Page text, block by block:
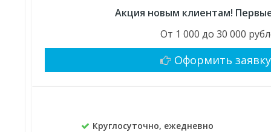
Акция новым клиентам!
От 1 000 до 30 000
Оформить заявку
Круглосуточно, ежедневно